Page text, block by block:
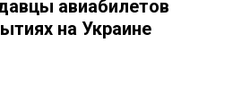
авиабилетов
на Украине